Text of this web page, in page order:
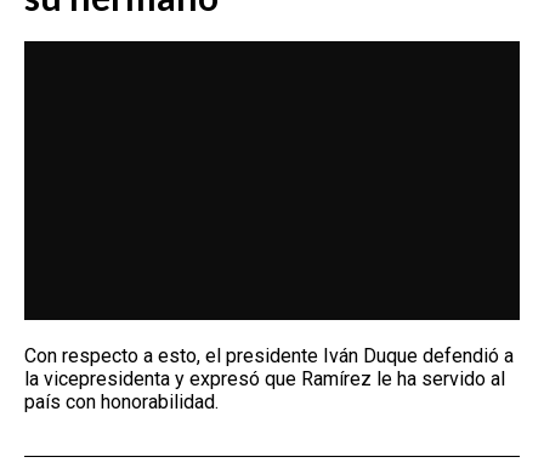
Con respecto a esto, el presidente Iván Duque defendió a
la vicepresidenta y expresó que Ramírez le ha servido al
país con honorabilidad.